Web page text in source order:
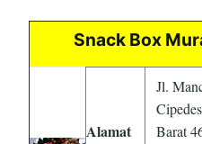
Snack Box
Alamat
Jl.
Barat